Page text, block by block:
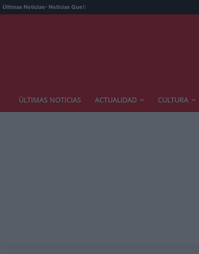
Últimas Noticias- Noticias Que!:
ÚLTIMAS NOTICIAS ACTUALIDAD CULTURA